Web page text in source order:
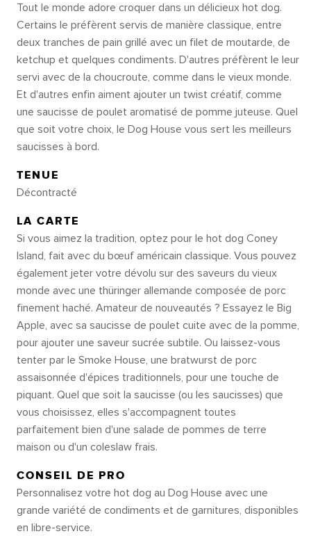
Tout le monde adore croquer dans un délicieux hot dog.
Certains le préfèrent servis de manière classique, entre
deux tranches de pain grillé avec un filet de moutarde, de
ketchup et quelques condiments. D'autres préfèrent le leur
servi avec de la choucroute, comme dans le vieux monde.
Et d'autres enfin aiment ajouter un twist créatif, comme
une saucisse de poulet aromatisé de pomme juteuse. Quel
que soit votre choix, le Dog House vous sert les meilleurs
saucisses à bord.
TENUE
Décontracté
LA CARTE
Si vous aimez la tradition, optez pour le hot dog Coney
Island, fait avec du bœuf américain classique. Vous pouvez
également jeter votre dévolu sur des saveurs du vieux
monde avec une thüringer allemande composée de porc
finement haché. Amateur de nouveautés ? Essayez le Big
Apple, avec sa saucisse de poulet cuite avec de la pomme,
pour ajouter une saveur sucrée subtile. Ou laissez-vous
tenter par le Smoke House, une bratwurst de porc
assaisonnée d'épices traditionnels, pour une touche de
piquant. Quel que soit la saucisse (ou les saucisses) que
vous choisissez, elles s'accompagnent toutes
parfaitement bien d'une salade de pommes de terre
maison ou d'un coleslaw frais.
CONSEIL DE PRO
Personnalisez votre hot dog au Dog House avec une
grande variété de condiments et de garnitures, disponibles
en libre-service.